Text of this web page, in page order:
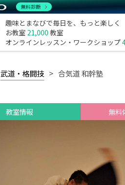
趣味とまなびで毎日を、もっと楽しく
お教室 21,000 教室
オンラインレッスン・ワークショップ
武道・格闘技 合気道 和幹塾
教室情報 無料
無料診断